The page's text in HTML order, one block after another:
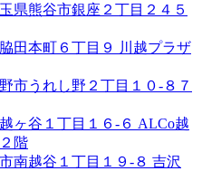
県熊谷市銀座２丁目２４５
田本町６丁目９ 川越プラザ
市うれし野２丁目１０-８７
ヶ谷１丁目１６-６ ALCo越
階
南越谷１丁目１９-８ 吉沢